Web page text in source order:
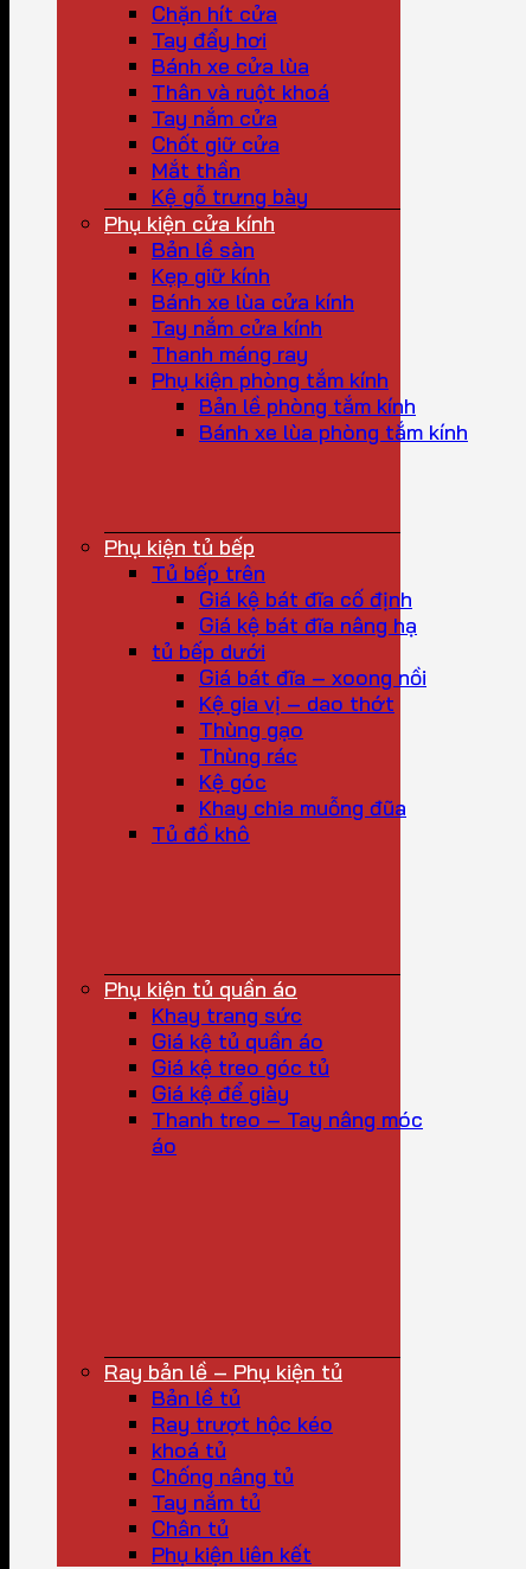
Chặn hít cửa
Tay đẩy hơi
Bánh xe cửa lùa
Thân và ruột khoá
Tay nắm cửa
Chốt giữ cửa
Mắt thần
Kệ gỗ trưng bày
Phụ kiện cửa kính
Bản lề sàn
Kẹp giữ kính
Bánh xe lùa cửa kính
Tay nắm cửa kính
Thanh máng ray
Phụ kiện phòng tắm kính
Bản lề phòng tắm kính
Bánh xe lùa phòng tắm kính
Phụ kiện tủ bếp
Tủ bếp trên
Giá kệ bát đĩa cố định
Giá kệ bát đĩa nâng hạ
tủ bếp dưới
Giá bát đĩa – xoong nồi
Kệ gia vị – dao thớt
Thùng gạo
Thùng rác
Kệ góc
Khay chia muỗng đũa
Tủ đồ khô
Phụ kiện tủ quần áo
Khay trang sức
Giá kệ tủ quần áo
Giá kệ treo góc tủ
Giá kệ để giày
Thanh treo – Tay nâng móc
áo
Ray bản lề – Phụ kiện tủ
Bản lề tủ
Ray trượt hộc kéo
khoá tủ
Chống nâng tủ
Tay nắm tủ
Chân tủ
Phụ kiện liên kết